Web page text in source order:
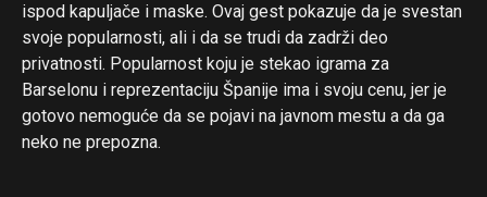
ispod kapuljače i maske. Ovaj gest pokazuje da je svestan
svoje popularnosti, ali i da se trudi da zadrži deo
privatnosti. Popularnost koju je stekao igrama za
Barselonu i reprezentaciju Španije ima i svoju cenu, jer je
gotovo nemoguće da se pojavi na javnom mestu a da ga
neko ne prepozna.
Email